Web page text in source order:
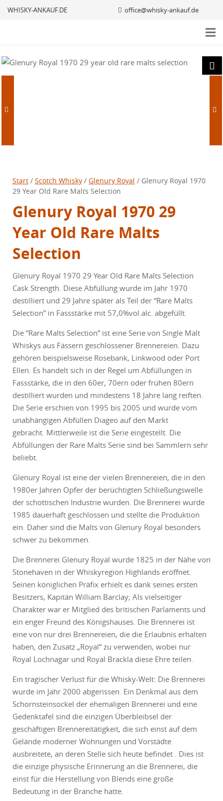
WHISKY-ANKAUF.DE office@whisky-ankauf.de
Start / Scotch Whisky / Glenury Royal / Glenury Royal 1970
29 Year Old Rare Malts Selection
Glenury Royal 1970 29
Year Old Rare Malts
Selection
Glenury Royal 1970 29 Year Old Rare Malts Selection
Cask Strength. Diese Abfüllung wurde im Jahr 1970
destilliert und 29 Jahre später als Teil der “Rare Malts
Selection” in Fassstärke mit 57,0%vol.alc. abgefüllt.
Die “Rare Malts Selection” ist eine Serie von Single Malt
Whiskys aus Fässern geschlossener Brennereien. Dazu
gehören beispielsweise Rosebank, Linkwood oder Port
Ellen. Es handelt sich in der Regel um Abfüllungen in
Fassstärke, die in den 60er, 70ern oder frühen 80ern
destilliert wurden und mindestens 18 Jahre lang reiften.
Die Serie erschien von 1995 bis 2005 und wurde vom
unabhängigen Abfüllen Diageo auf den Markt
gebracht. Mittlerweile ist die Serie eingestellt. Die
Abfüllungen der Rare Malts Serie sind bei Sammlern sehr
beliebt.
Glenury Royal ist eine der vielen Brennereien, die in den
1980er Jahren Opfer der berüchtigten Schließungswelle
der schottischen Industrie wurden. Die Brennerei wurde
1985 dauerhaft geschlossen und stellte die Produktion
ein. Daher sind die Malts von Glenury Royal besonders
schwer zu bekommen.
Die Brennerei Glenury Royal wurde 1825 in der Nähe von
Stonehaven in der Whiskyregion Highlands eröffnet.
Seinen königlichen Präfix erhielt es dank seines ersten
Besitzers, Kapitän William Barclay; Als vielseitiger
Charakter war er Mitglied des britischen Parlaments und
ein enger Freund des Königshauses. Die Brennerei ist
eine von nur drei Brennereien, die die Erlaubnis erhalten
haben, den Zusatz „Royal“ zu verwenden, wobei nur
Royal Lochnagar und Royal Brackla diese Ehre teilen.
Ein tragischer Verlust für die Whisky-Welt: Die Brennerei
wurde im Jahr 2000 abgerissen. Ein Denkmal aus dem
Schornsteinsockel der ehemaligen Brennerei und eine
Gedenktafel sind die einzigen Überbleibsel der
geschäftigen Brennereitätigkeit, die sich einst auf dem
Gelände moderner Wohnungen und Vorstädte
ausbreitete, an deren Stelle sich heute befindet . Dies ist
die einzige physische Erinnerung an die Brennerei, die
einst für die Herstellung von Blends eine große
Bedeutung in der Branche hatte.